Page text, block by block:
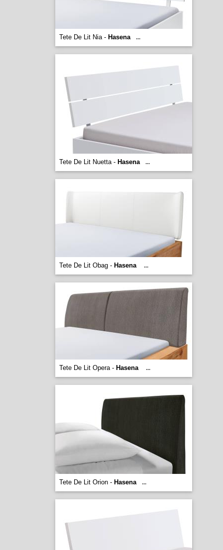
Tete De Lit Nia - Hasena ...
Tete De Lit Nuetta - Hasena ...
Tete De Lit Obag - Hasena ...
Tete De Lit Opera - Hasena ...
Tete De Lit Orion - Hasena ...